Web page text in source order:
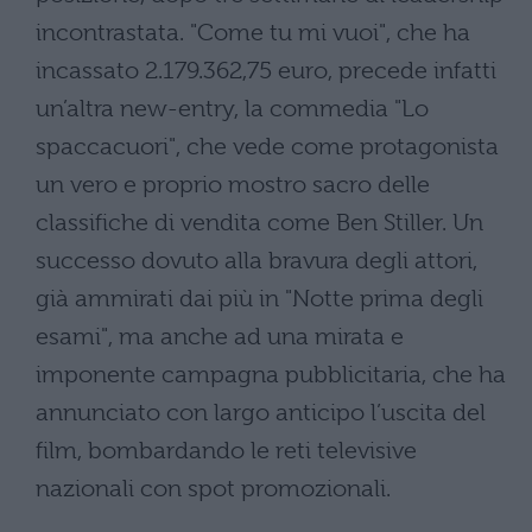
incontrastata. "Come tu mi vuoi", che ha
incassato 2.179.362,75 euro, precede infatti
un’altra new-entry, la commedia "Lo
spaccacuori", che vede come protagonista
un vero e proprio mostro sacro delle
classifiche di vendita come Ben Stiller. Un
successo dovuto alla bravura degli attori,
già ammirati dai più in "Notte prima degli
esami", ma anche ad una mirata e
imponente campagna pubblicitaria, che ha
annunciato con largo anticipo l’uscita del
film, bombardando le reti televisive
nazionali con spot promozionali.